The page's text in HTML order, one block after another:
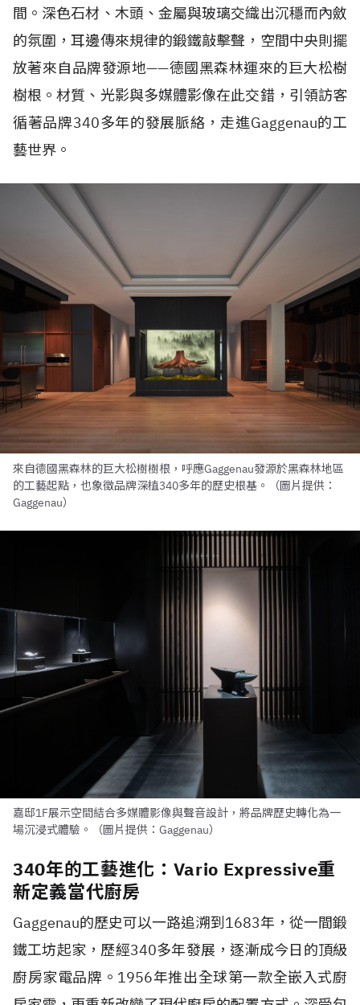
間。深色石材、木頭、金屬與玻璃交織出沉穩而內斂
的氛圍，耳邊傳來規律的鍛鐵敲擊聲，空間中央則擺
放著來自品牌發源地——德國黑森林運來的巨大松樹
樹根。材質、光影與多媒體影像在此交錯，引領訪客
循著品牌340多年的發展脈絡，走進Gaggenau的工
藝世界。
來自德國黑森林的巨大松樹樹根，呼應Gaggenau發源於黑森林地區
的工藝起點，也象徵品牌深植340多年的歷史根基。（圖片提供：
Gaggenau）
嘉邸1F展示空間結合多媒體影像與聲音設計，將品牌歷史轉化為一
場沉浸式體驗。（圖片提供：Gaggenau）
340年的工藝進化：Vario Expressive重
新定義當代廚房
Gaggenau的歷史可以一路追溯到1683年，從一間鍛
鐵工坊起家，歷經340多年發展，逐漸成今日的頂級
廚房家電品牌。1956年推出全球第一款全嵌入式廚